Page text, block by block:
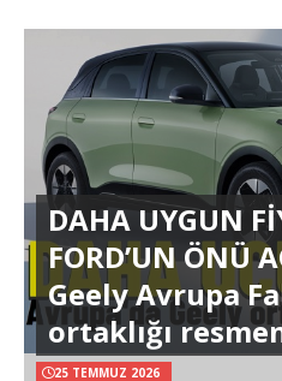
DAHA UYGUN
FORD’UN ÖNÜ
Geely Avrupa
ortaklığı
25 TEMMUZ 2026